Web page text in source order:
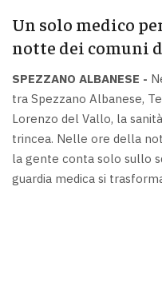
Un solo medico
notte dei comuni
SPEZZANO ALBANESE -
tra Spezzano Albanese,
Lorenzo del Vallo, la
trincea. Nelle ore della
la gente conta solo sullo
guardia medica si